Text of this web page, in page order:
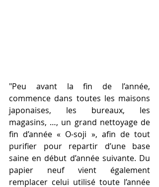
"Peu avant la fin de l’année,
commence dans toutes les maisons
japonaises, les bureaux, les
magasins, …, un grand nettoyage de
fin d’année « O-soji », afin de tout
purifier pour repartir d’une base
saine en début d’année suivante. Du
papier neuf vient également
remplacer celui utilisé toute l’année